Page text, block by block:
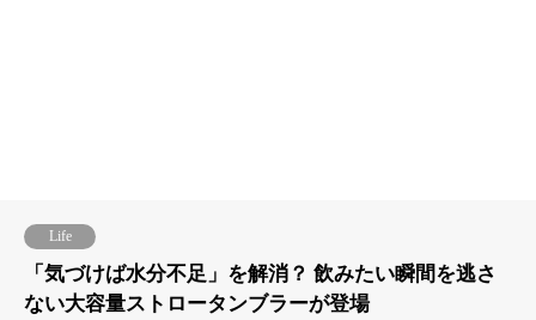
Life
「気づけば水分不足」を解消？ 飲みたい瞬間を逃さ
ない大容量ストロータンブラーが登場